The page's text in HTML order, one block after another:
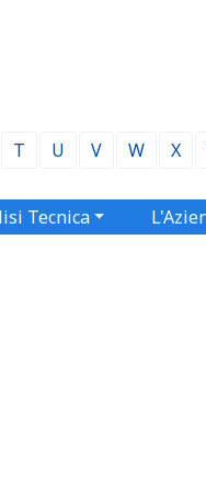
T U V W X
Tecnica